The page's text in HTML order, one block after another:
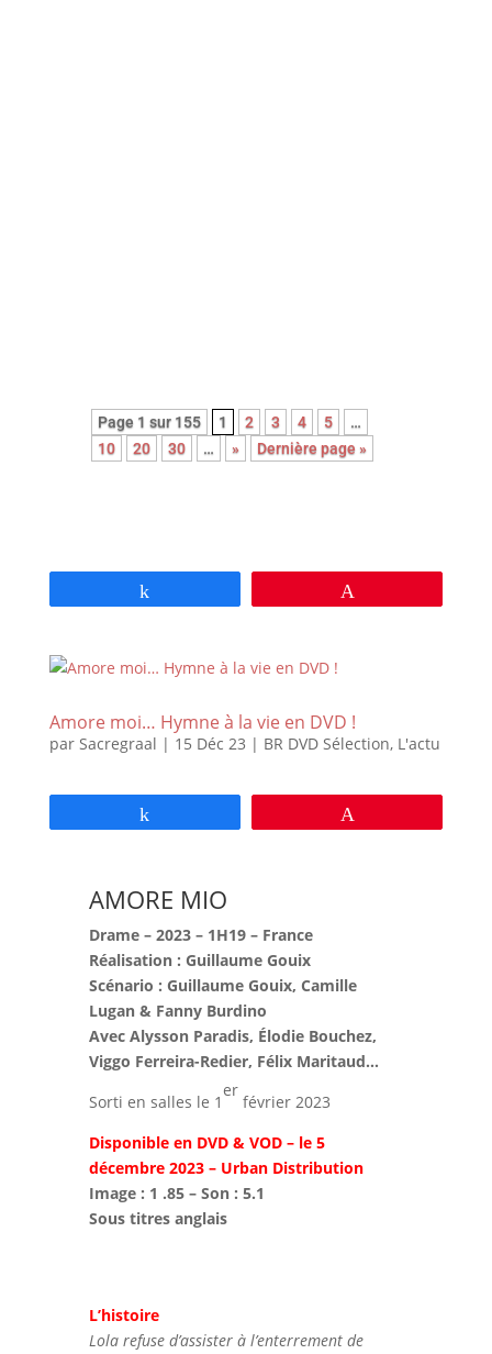
Page 1 sur 155 1 2 3 4 5
…
10
20 30 … » Dernière page »
Amore moi… Hymne à la vie en DVD !
par Sacregraal | 15 Déc 23 | BR DVD Sélection, L'actu
AMORE MIO
Drame – 2023 – 1H19 – France
Réalisation : Guillaume Gouix
Scénario : Guillaume Gouix, Camille
Lugan & Fanny Burdino
Avec Alysson Paradis, Élodie Bouchez,
Viggo Ferreira-Redier, Félix Maritaud…
Sorti en salles le 1
er
février 2023
Disponible en DVD & VOD – le 5
décembre 2023 – Urban Distribution
Image : 1 .85 – Son : 5.1
Sous titres anglais
L’histoire
Lola refuse d’assister à l’enterrement de